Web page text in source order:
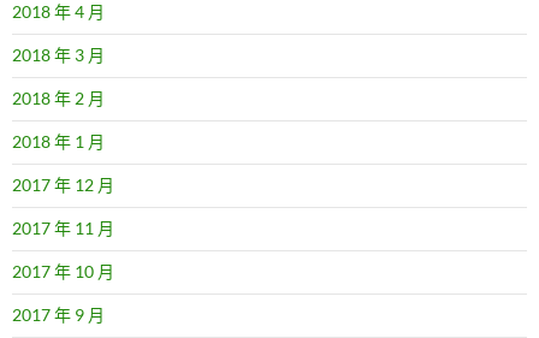
2018 年 4 月
2018 年 3 月
2018 年 2 月
2018 年 1 月
2017 年 12 月
2017 年 11 月
2017 年 10 月
2017 年 9 月